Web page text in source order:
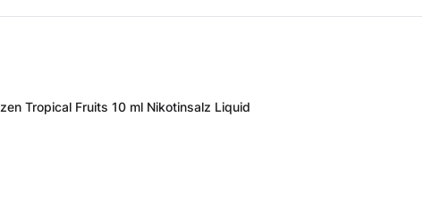
Tropical Fruits 10 ml Nikotinsalz Liquid